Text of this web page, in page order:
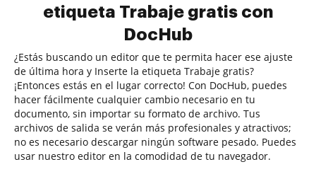
etiqueta Trabaje gratis con
DocHub
¿Estás buscando un editor que te permita hacer ese ajuste
de última hora y Inserte la etiqueta Trabaje gratis?
¡Entonces estás en el lugar correcto! Con DocHub, puedes
hacer fácilmente cualquier cambio necesario en tu
documento, sin importar su formato de archivo. Tus
archivos de salida se verán más profesionales y atractivos;
no es necesario descargar ningún software pesado. Puedes
usar nuestro editor en la comodidad de tu navegador.